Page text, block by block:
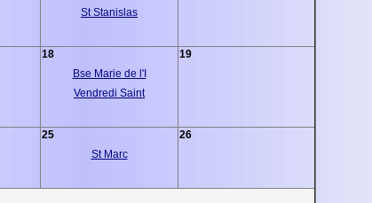
St Stanislas
18
Bse Marie de l'I
Vendredi Saint
19
25
St Marc
26